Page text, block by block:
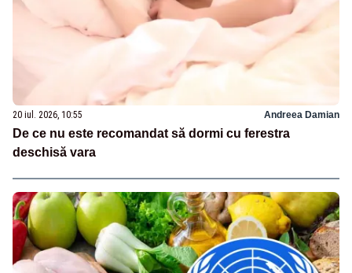
20 iul. 2026, 10:55 Andreea Damian
De ce nu este recomandat să dormi cu ferestra
deschisă vara